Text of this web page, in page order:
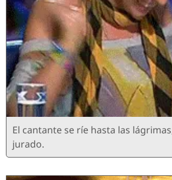
El cantante se ríe hasta las
jurado.